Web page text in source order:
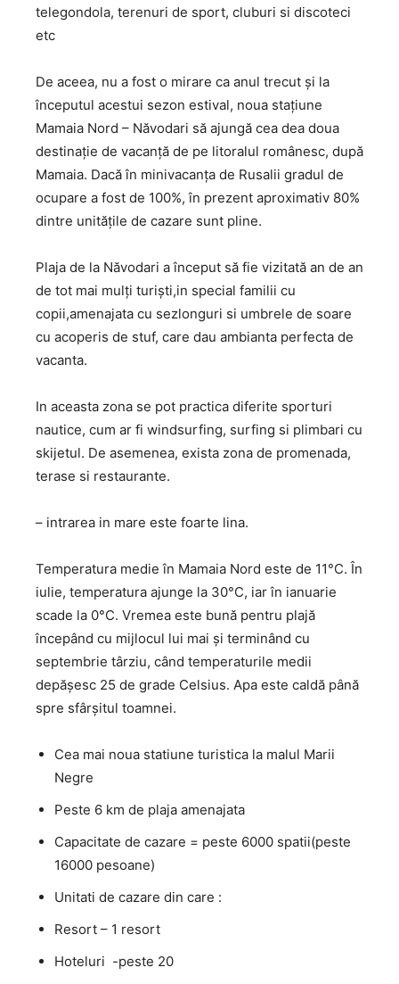
telegondola, terenuri de sport, cluburi si discoteci
etc
De aceea, nu a fost o mirare ca anul trecut și la
începutul acestui sezon estival, noua stațiune
Mamaia Nord – Năvodari să ajungă cea dea doua
destinație de vacanță de pe litoralul românesc, după
Mamaia. Dacă în minivacanța de Rusalii gradul de
ocupare a fost de 100%, în prezent aproximativ 80%
dintre unitățile de cazare sunt pline.
Plaja de la Năvodari a început să fie vizitată an de an
de tot mai mulți turiști,in special familii cu
copii,amenajata cu sezlonguri si umbrele de soare
cu acoperis de stuf, care dau ambianta perfecta de
vacanta.
In aceasta zona se pot practica diferite sporturi
nautice, cum ar fi windsurfing, surfing si plimbari cu
skijetul. De asemenea, exista zona de promenada,
terase si restaurante.
– intrarea in mare este foarte lina.
Temperatura medie în Mamaia Nord este de 11°C. În
iulie, temperatura ajunge la 30°C, iar în ianuarie
scade la 0°C. Vremea este bună pentru plajă
începând cu mijlocul lui mai și terminând cu
septembrie târziu, când temperaturile medii
depășesc 25 de grade Celsius. Apa este caldă până
spre sfârșitul toamnei.
Cea mai noua statiune turistica la malul Marii
Negre
Peste 6 km de plaja amenajata
Capacitate de cazare = peste 6000 spatii(peste
16000 pesoane)
Unitati de cazare din care :
Resort – 1 resort
Hoteluri -peste 20